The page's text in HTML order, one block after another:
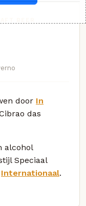
door In
das
alcohol
Speciaal
Internationaal.